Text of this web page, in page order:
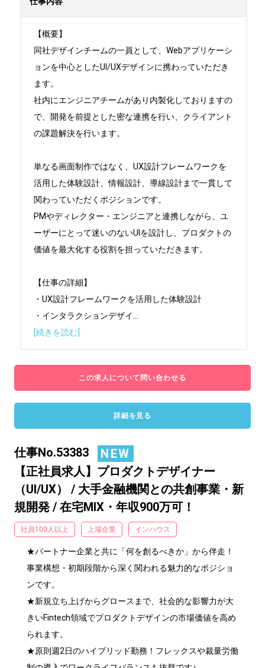
【概要】
同社デザインチームの一員として、Webアプリケーシ
ョンを中心としたUI/UXデザインに携わっていただき
ます。
社内にエンジニアチームがあり内製化しておりますの
で、開発を前提とした密な連携を行い、クライアント
の課題解決を行います。
単なる画面制作ではなく、UX設計フレームワークを
活用した体験設計、情報設計、導線設計まで一貫して
関わっていただくポジションです。
PMやディレクター・エンジニアと連携しながら、ユ
ーザーにとって迷いのないUIを設計し、プロダクトの
価値を最大化する役割を担っていただきます。
【仕事の詳細】
・UX設計フレームワークを活用した体験設計
・インタラクションデザイ...
[続きを読む]
この求人について問い合わせる
詳細を見る
仕事No.53383
NEW
【正社員求人】プロダクトデザイナー
（UI/UX） / 大手金融機関との共創事業・新
規開発 / 在宅MIX・年収900万可！
社員100人以上 上場企業 インハウス
★パートナー企業と共に「何を創るべきか」から伴走！
事業構想・初期段階から深く関われる魅力的なポジショ
ンです。
★新規立ち上げからグロースまで、社会的な影響力が大
きいFintech領域でプロダクトデザインの市場価値を高め
られます。
★原則週2日のハイブリッド勤務！フレックスや裁量労働